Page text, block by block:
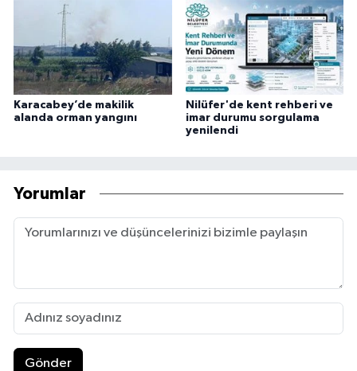
Karacabey’de makilik
alanda orman yangını
Nilüfer'de kent rehberi ve
imar durumu sorgulama
yenilendi
Yorumlar
Gönder